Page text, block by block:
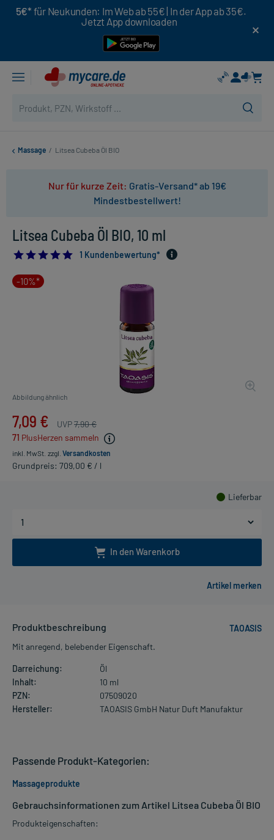
5€* für Neukunden: Im Web ab 55€ | In der App ab 35€.
Jetzt App downloaden
Massage / Litsea Cubeba Öl BIO
Nur für kurze Zeit: Gratis-Versand* ab 19€
Mindestbestellwert!
Litsea Cubeba Öl BIO, 10 ml
5.01 Kundenbewertung*
-10%*
Abbildung ähnlich
7,09 € UVP7,90 €
71 PlusHerzen sammeln
inkl. MwSt. zzgl. Versandkosten
Grundpreis: 709,00 € / l
Lieferbar
In den Warenkorb
Produktbeschreibung
TAOASIS
Mit anregend, belebender Eigenschaft.
Darreichung:
Öl
Inhalt:
10 ml
PZN:
07509020
Hersteller:
TAOASIS GmbH Natur Duft Manufaktur
Gebrauchsinformationen zum Artikel Litsea Cubeba Öl BIO
Produkteigenschaften:
Passende Produkt-Kategorien:
Massageprodukte